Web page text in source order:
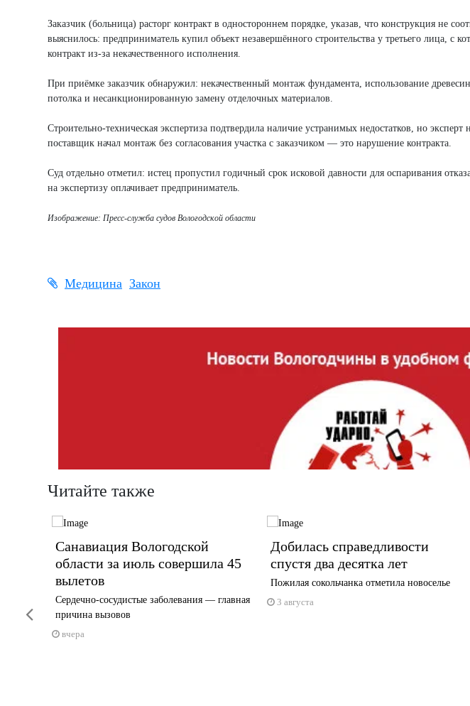
Заказчик (больница) расторг контракт в одностороннем порядке, указав, что конструкция не
выяснилось: предприниматель купил объект незавершённого строительства у третьего лица, с
контракт из-за некачественного исполнения.
При приёмке заказчик обнаружил: некачественный монтаж фундамента, использование
потолка и несанкционированную замену отделочных материалов.
Строительно-техническая экспертиза подтвердила наличие устранимых недостатков, но
поставщик начал монтаж без согласования участка с заказчиком — это нарушение контракта.
Суд отдельно отметил: истец пропустил годичный срок исковой давности для оспаривания
на экспертизу оплачивает предприниматель.
Изображение: Пресс-служба судов Вологодской области
Медицина Закон
Читайте также
Санавиация Вологодской
области за июль совершила 45
вылетов
Сердечно-сосудистые заболевания — главная
причина вызовов
вчера
Добилась справедливости
спустя два десятка лет
Пожилая сокольчанка отметила новоселье
3 августа